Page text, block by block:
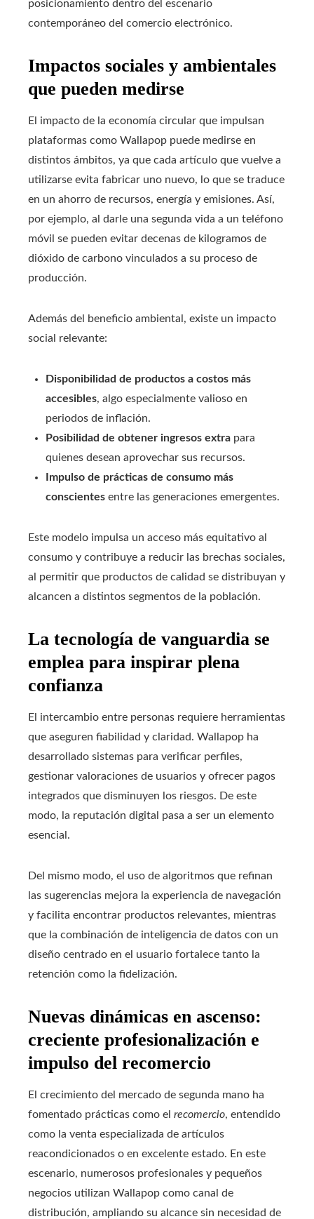
posicionamiento dentro del escenario
contemporáneo del comercio electrónico.
Impactos sociales y ambientales
que pueden medirse
El impacto de la economía circular que impulsan
plataformas como Wallapop puede medirse en
distintos ámbitos, ya que cada artículo que vuelve a
utilizarse evita fabricar uno nuevo, lo que se traduce
en un ahorro de recursos, energía y emisiones. Así,
por ejemplo, al darle una segunda vida a un teléfono
móvil se pueden evitar decenas de kilogramos de
dióxido de carbono vinculados a su proceso de
producción.
Además del beneficio ambiental, existe un impacto
social relevante:
Disponibilidad de productos a costos más
accesibles, algo especialmente valioso en
periodos de inflación.
Posibilidad de obtener ingresos extra para
quienes desean aprovechar sus recursos.
Impulso de prácticas de consumo más
conscientes entre las generaciones emergentes.
Este modelo impulsa un acceso más equitativo al
consumo y contribuye a reducir las brechas sociales,
al permitir que productos de calidad se distribuyan y
alcancen a distintos segmentos de la población.
La tecnología de vanguardia se
emplea para inspirar plena
confianza
El intercambio entre personas requiere herramientas
que aseguren fiabilidad y claridad. Wallapop ha
desarrollado sistemas para verificar perfiles,
gestionar valoraciones de usuarios y ofrecer pagos
integrados que disminuyen los riesgos. De este
modo, la reputación digital pasa a ser un elemento
esencial.
Del mismo modo, el uso de algoritmos que refinan
las sugerencias mejora la experiencia de navegación
y facilita encontrar productos relevantes, mientras
que la combinación de inteligencia de datos con un
diseño centrado en el usuario fortalece tanto la
retención como la fidelización.
Nuevas dinámicas en ascenso:
creciente profesionalización e
impulso del recomercio
El crecimiento del mercado de segunda mano ha
fomentado prácticas como el recomercio, entendido
como la venta especializada de artículos
reacondicionados o en excelente estado. En este
escenario, numerosos profesionales y pequeños
negocios utilizan Wallapop como canal de
distribución, ampliando su alcance sin necesidad de